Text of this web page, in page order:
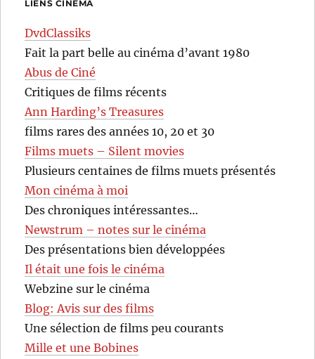
LIENS CINÉMA
DvdClassiks
Fait la part belle au cinéma d’avant 1980
Abus de Ciné
Critiques de films récents
Ann Harding’s Treasures
films rares des années 10, 20 et 30
Films muets – Silent movies
Plusieurs centaines de films muets présentés
Mon cinéma à moi
Des chroniques intéressantes…
Newstrum – notes sur le cinéma
Des présentations bien développées
Il était une fois le cinéma
Webzine sur le cinéma
Blog: Avis sur des films
Une sélection de films peu courants
Mille et une Bobines